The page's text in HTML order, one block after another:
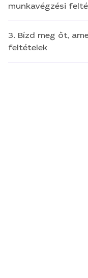
munkavégzési
3. Bízd meg őt,
feltételek